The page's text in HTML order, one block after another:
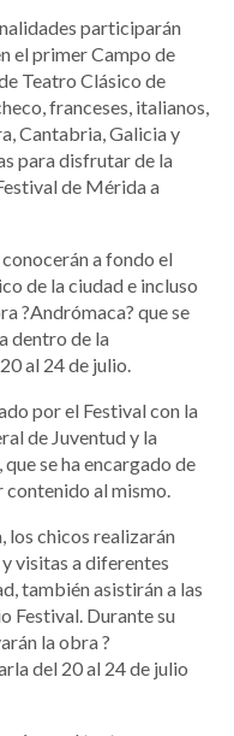
participarán
el primer Campo de
Teatro Clásico de
franceses, italianos,
Cantabria, Galicia y
para disfrutar de la
de Mérida a
a fondo el
de la ciudad e incluso
?Andrómaca? que se
dentro de la
al 24 de julio.
por el Festival con la
de Juventud y la
se ha encargado de
contenido al mismo.
los chicos realizarán
visitas a diferentes
también asistirán a las
Festival. Durante su
la obra ?
del 20 al 24 de julio